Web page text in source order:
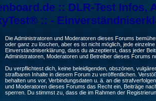
:: DLR-Test
:: -
Die Administratoren und Moderatoren dieses Forums
oder ganz zu löschen, aber es ist nicht möglich, jede
Einverständniserklärung, dass du akzeptierst, dass jeder
Administratoren, Moderatoren und Betreiber dieses Forums
Du verpflichtest dich, keine beleidigenden, obszönen,
strafbaren Inhalte in diesem Forum zu veröffentlichen.
behalten uns vor, Verbindungsdaten u. ä. an die
und Moderatoren dieses Forums das Recht ein, Beiträge
sperren. Du stimmst zu, dass die im Rahmen der